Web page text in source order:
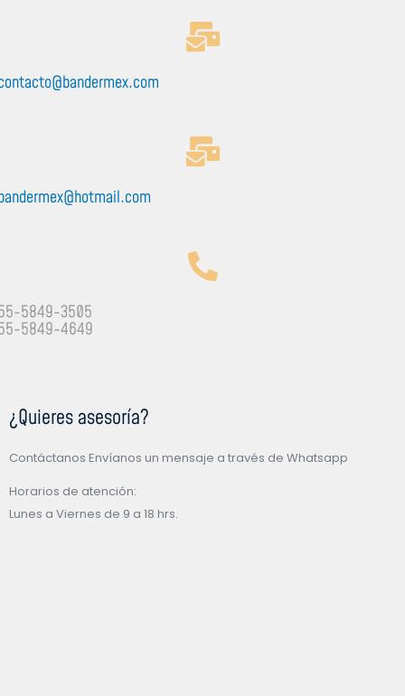
5849-3505
5849-4649
¿Quieres asesoría?
Contáctanos Envíanos un mensaje a través de Whatsapp
Horarios de atención:
Lunes a Viernes de 9 a 18 hrs.